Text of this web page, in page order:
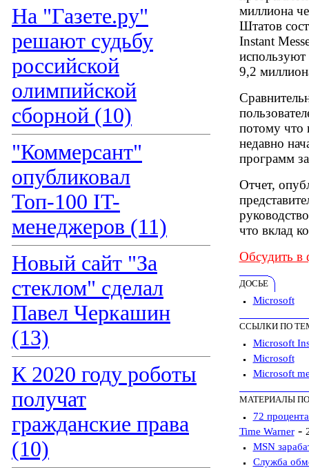
На "Газете.ру"
решают судьбу
российской
олимпийской
сборной (10)
"Коммерсант"
опубликовал
Топ-100 IT-
менеджеров (11)
Новый сайт "За
стеклом" сделал
Павел Черкашин
(13)
К 2020 году роботы
получат
гражданские права
(10)
миллиона
Штатов
Instant
9,2
потому что
недавно
программ
Отчет,
что вклад
Обсудить в
ДОСЬЕ
Microsoft
ССЫЛКИ ПО
Microsoft
Microsoft
Microsoft
МАТЕРИАЛЫ
72
Time Warner-
MSN
Служба